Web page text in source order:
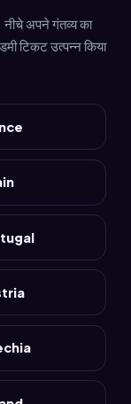
नीचे अपने गंतव्य का
टिकट उत्पन्न किया